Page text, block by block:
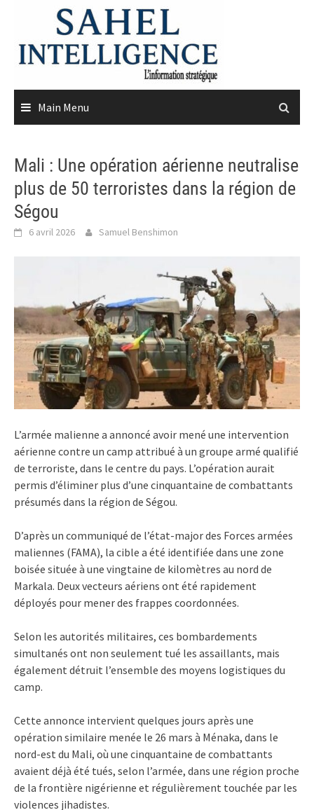
content
Main Menu
Mali : Une opération aérienne neutralise
plus de 50 terroristes dans la région de
Ségou
6 avril 2026 Samuel Benshimon
L’armée malienne a annoncé avoir mené une intervention
aérienne contre un camp attribué à un groupe armé qualifié
de terroriste, dans le centre du pays. L’opération aurait
permis d’éliminer plus d’une cinquantaine de combattants
présumés dans la région de Ségou.
D’après un communiqué de l’état-major des Forces armées
maliennes (FAMA), la cible a été identifiée dans une zone
boisée située à une vingtaine de kilomètres au nord de
Markala. Deux vecteurs aériens ont été rapidement
déployés pour mener des frappes coordonnées.
Selon les autorités militaires, ces bombardements
simultanés ont non seulement tué les assaillants, mais
également détruit l’ensemble des moyens logistiques du
camp.
Cette annonce intervient quelques jours après une
opération similaire menée le 26 mars à Ménaka, dans le
nord-est du Mali, où une cinquantaine de combattants
avaient déjà été tués, selon l’armée, dans une région proche
de la frontière nigérienne et régulièrement touchée par les
violences jihadistes.